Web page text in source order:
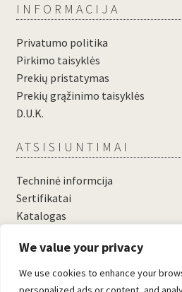
We value your privacy
We use cookies to enhance your
INFORMACIJA
Privatumo politika
Pirkimo taisyklės
Prekių pristatymas
Prekių grąžinimo taisyklės
D.U.K.
ATSISIUNTIMAI
Techninė informcija
Sertifikatai
Katalogas
....